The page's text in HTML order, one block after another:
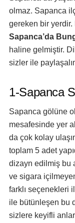
olmaz. Sapanca
gereken bir
Sapanca’da
haline gelmiştir.
sizler ile
1-Sapanca
Sapanca gölüne
mesafesinde yer
da çok kolay
toplam 5 adet
dizayn edilmiş bu
ve sigara
farklı seçenekleri
ile bütünleşen bu
sizlere keyifli